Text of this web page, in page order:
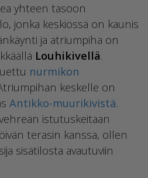
yhteen tasoon
jonka keskiössä on kaunis
ja atriumpiha on
Louhikivellä.
nurmikon
keskelle on
Antikko-muurikivistä.
istutuskeitaan
terasin kanssa, ollen
sisätilosta avautuviin